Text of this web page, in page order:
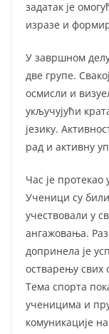
задатак је
изразе и
У завршном
две групе.
осмисли и
укључујући
језику.
рад и активну
Час је протекао
Ученици су
учествовали у
ангажовања.
допринела је
остварењу свих
Тема спорта
ученицима и
комуникације